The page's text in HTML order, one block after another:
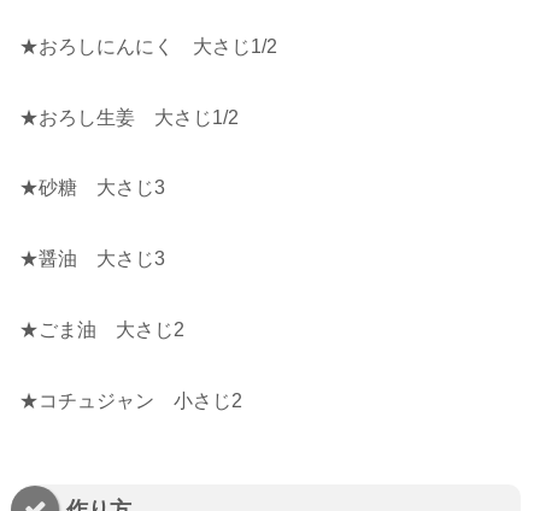
★おろしにんにく 大さじ1/2
★おろし生姜 大さじ1/2
★砂糖 大さじ3
★醤油 大さじ3
★ごま油 大さじ2
★コチュジャン 小さじ2